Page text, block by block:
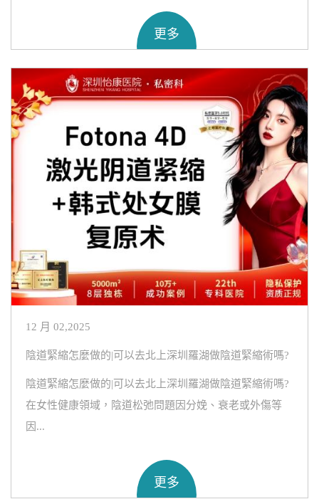
更多
12 月 02,2025
陰道緊縮怎麼做的|可以去北上深圳羅湖做陰道緊縮術嗎?
陰道緊縮怎麼做的|可以去北上深圳羅湖做陰道緊縮術嗎?
在女性健康領域，陰道松弛問題因分娩、衰老或外傷等
因...
更多